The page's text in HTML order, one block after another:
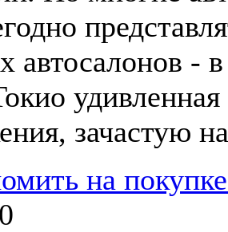
автосалонов -
удивленная
зачастую
на